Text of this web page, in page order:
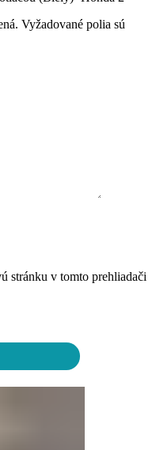
Vyžadované polia sú
stránku v tomto prehliadači